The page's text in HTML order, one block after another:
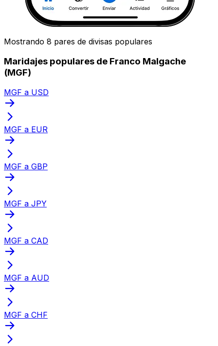
Mostrando 8 pares de divisas populares
Maridajes populares de Franco Malgache
(MGF)
MGF a USD
MGF a EUR
MGF a GBP
MGF a JPY
MGF a CAD
MGF a AUD
MGF a CHF